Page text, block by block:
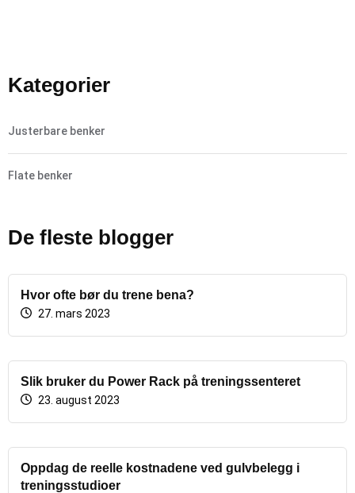
Kategorier
Justerbare benker
Flate benker
De fleste blogger
Hvor ofte bør du trene bena?
27. mars 2023
Slik bruker du Power Rack på treningssenteret
23. august 2023
Oppdag de reelle kostnadene ved gulvbelegg i
treningsstudioer